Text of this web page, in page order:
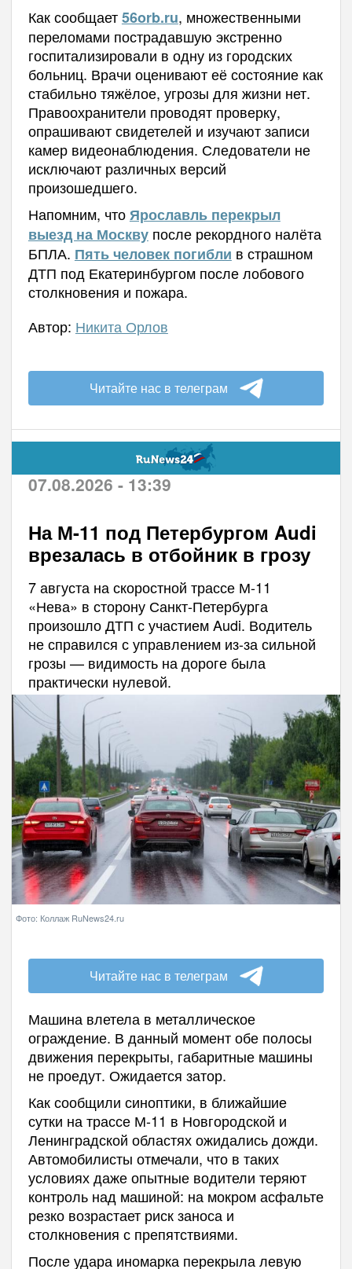
Как сообщает56orb.ru, множественными
переломами пострадавшую экстренно
госпитализировали в одну из городских
больниц. Врачи оценивают её состояние как
стабильно тяжёлое, угрозы для жизни нет.
Правоохранители проводят проверку,
опрашивают свидетелей и изучают записи
камер видеонаблюдения. Следователи не
исключают различных версий
произошедшего.
Напомним, чтоЯрославль перекрыл
выезд на Москвупосле рекордного налёта
БПЛА. Пять человек погибли в страшном
ДТП под Екатеринбургом после лобового
столкновения и пожара.
Автор: Никита Орлов
Читайте нас в телеграм
07.08.2026 - 13:39
На М-11 под Петербургом Audi
врезалась в отбойник в грозу
7 августа на скоростной трассе М-11
«Нева» в сторону Санкт-Петербурга
произошло ДТП с участием Audi. Водитель
не справился с управлением из-за сильной
грозы — видимость на дороге была
практически нулевой.
Фото: Коллаж RuNews24.ru
Читайте нас в телеграм
Машина влетела в металлическое
ограждение. В данный момент обе полосы
движения перекрыты, габаритные машины
не проедут. Ожидается затор.
Как сообщили синоптики, в ближайшие
сутки на трассе М-11 в Новгородской и
Ленинградской областях ожидались дожди.
Автомобилисты отмечали, что в таких
условиях даже опытные водители теряют
контроль над машиной: на мокром асфальте
резко возрастает риск заноса и
столкновения с препятствиями.
После удара иномарка перекрыла левую